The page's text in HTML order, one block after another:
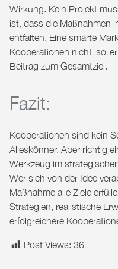
Wirkung. Kein Projekt
ist, dass die Maßnahmen
entfalten. Eine smarte
Kooperationen nicht
Beitrag zum Gesamtziel.
Fazit:
Kooperationen sind kein
Alleskönner. Aber richtig
Werkzeug im
Wer sich von der Idee
Maßnahme alle Ziele
Strategien, realistische
erfolgreichere
Post Views: 36